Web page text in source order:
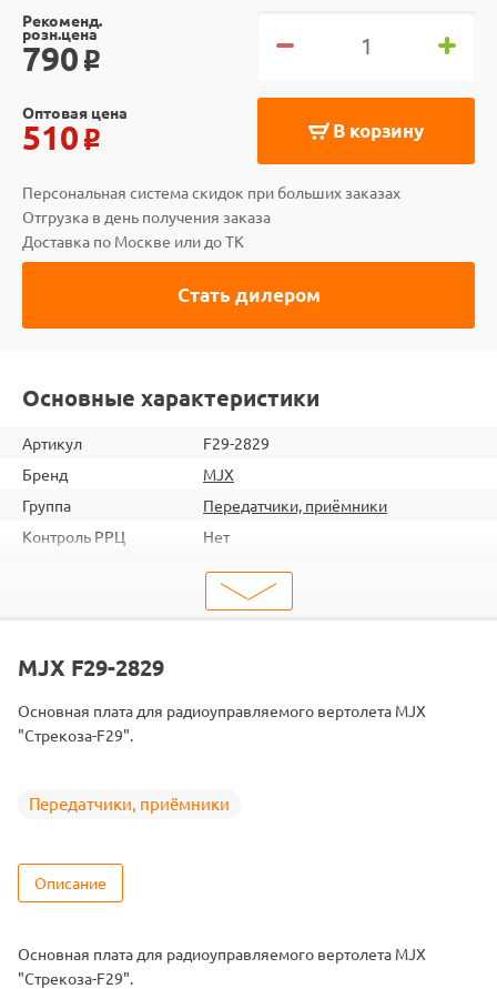
Рекоменд.
розн.цена
790 o
В корзину
Оптовая цена
510 o
Персональная система скидок при больших заказах
Отгрузка в день получения заказа
Доставка по Москве или до ТК
Стать дилером
Основные характеристики
Артикул
F29-2829
Бренд
MJX
Группа
Передатчики, приёмники
Контроль РРЦ
Нет
2000000014753
Запчасти для вертолетов
MJX F29-2829
Основная плата для радиоуправляемого вертолета MJX
"Стрекоза-F29".
Передатчики, приёмники
Описание
Основная плата для радиоуправляемого вертолета MJX
"Стрекоза-F29".